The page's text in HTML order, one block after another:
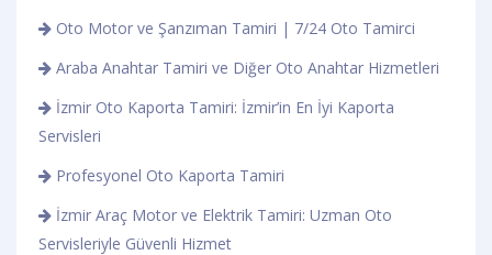
Oto Motor ve Şanzıman Tamiri | 7/24 Oto Tamirci
Araba Anahtar Tamiri ve Diğer Oto Anahtar Hizmetleri
İzmir Oto Kaporta Tamiri: İzmir’in En İyi Kaporta
Servisleri
Profesyonel Oto Kaporta Tamiri
İzmir Araç Motor ve Elektrik Tamiri: Uzman Oto
Servisleriyle Güvenli Hizmet